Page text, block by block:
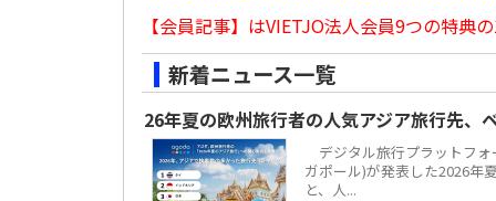
【会員記事】はVIETJO法人会員9つの特典
新着ニュース一覧
26年夏の欧州旅行者の人気アジア旅行先、
デジタル旅行プラットフ
ガポール)が発表した2026年
と、人...